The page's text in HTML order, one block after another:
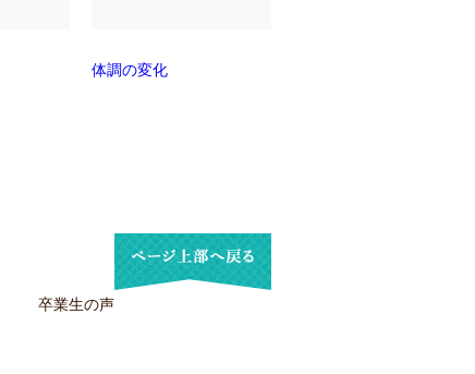
体調の変化
卒業生の声